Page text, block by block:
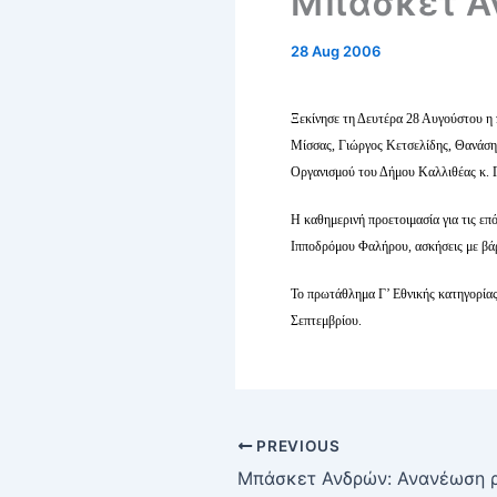
28 Aug 2006
Ξεκίνησε τη Δευτέρα 28 Αυγούστου
Μίσσας, Γιώργος Κετσελίδης,
Οργανισμού του Δήμου Καλλιθέας κ.
Η καθημερινή προετοιμασία για τις
Ιπποδρόμου Φαλήρου, ασκήσεις με
Το πρωτάθλημα Γ’ Εθνικής
Σεπτεμβρίου.
PREVIOUS
Μπάσκετ Ανδρών: Ανανέωση